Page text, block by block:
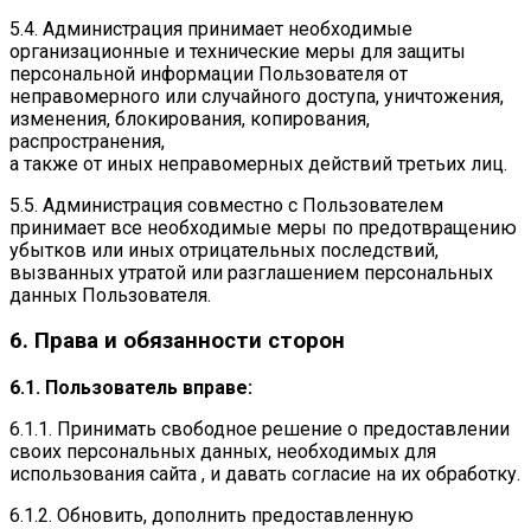
5.4. Администрация принимает необходимые
организационные и технические меры для защиты
персональной информации Пользователя от
неправомерного или случайного доступа, уничтожения,
изменения, блокирования, копирования,
распространения,
а также от иных неправомерных действий третьих лиц.
5.5. Администрация совместно с Пользователем
принимает все необходимые меры по предотвращению
убытков или иных отрицательных последствий,
вызванных утратой или разглашением персональных
данных Пользователя.
6. Права и обязанности сторон
6.1. Пользователь вправе:
6.1.1. Принимать свободное решение о предоставлении
своих персональных данных, необходимых для
использования сайта , и давать согласие на их обработку.
6.1.2. Обновить, дополнить предоставленную